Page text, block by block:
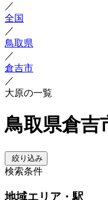
／
全国
／
鳥取県
／
倉吉市
／
大原の一覧
鳥取県倉吉
絞り込み
検索条件
地域エリア・駅